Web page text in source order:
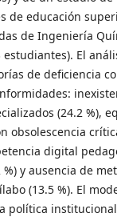
de educación
de Ingeniería
El
de deficiencia
(24.2 %),
obsolescencia
digital
y ausencia de
(13.5 %). El
política